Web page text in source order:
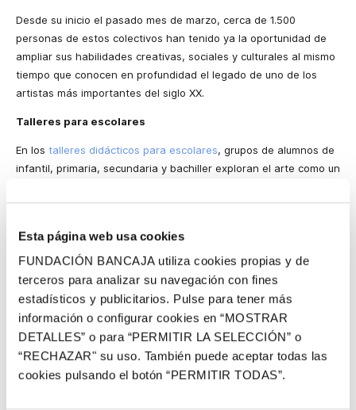
Esta página web usa cookies
FUNDACIÓN BANCAJA utiliza cookies propias y de
terceros para analizar su navegación con fines
estadísticos y publicitarios. Pulse para tener más
información o configurar cookies en “MOSTRAR
DETALLES” o para “PERMITIR LA SELECCIÓN” o
“RECHAZAR" su uso. También puede aceptar todas las
cookies pulsando el botón “PERMITIR TODAS”.
Desde su inicio el pasado mes de marzo, cerca de 1.500
personas de estos colectivos han tenido ya la oportunidad de
ampliar sus habilidades creativas, sociales y culturales al mismo
tiempo que conocen en profundidad el legado de uno de los
artistas más importantes del siglo XX.
Talleres para escolares
En los talleres didácticos para escolares, grupos de alumnos de
infantil, primaria, secundaria y bachiller exploran el arte como un
ofrecen un amplio abanico para la práctica artística. La
exposición, en la que la observación de materiales, capas y
signos en los cuadros de Tàpies despierta la imaginación,
además de contribuir a la comprensión de su técnica pictórica y
la contextualización histórica y artística de su legado.
En el taller, los grupos trabajan con impresiones en plancha de
gel, una técnica de monotipia que permite crear imágenes
únicas aplicando pintura o tinta que se extiende con brayer
sobre una superficie de gel y después se transfiere a papel o